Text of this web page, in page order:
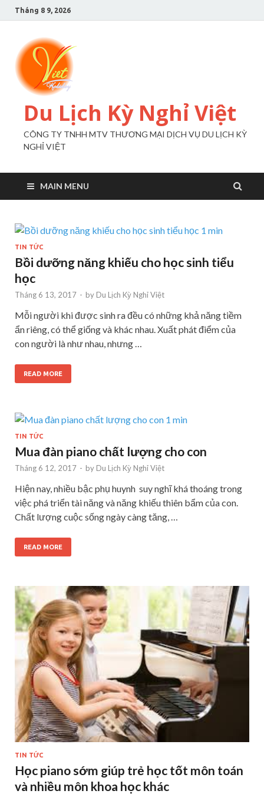
Tháng 8 9, 2026
Du Lịch Kỳ Nghỉ Việt
CÔNG TY TNHH MTV THƯƠNG MẠI DỊCH VỤ DU LỊCH KỲ
NGHỈ VIỆT
MAIN MENU
TIN TỨC
Bồi dưỡng năng khiếu cho học sinh tiểu
học
Tháng 6 13, 2017 - by Du Lịch Kỳ Nghỉ Việt
Mỗi người khi được sinh ra đều có những khả năng tiềm
ẩn riêng, có thể giống và khác nhau. Xuất phát điểm của
con người là như nhau, nhưng …
READ MORE
TIN TỨC
Mua đàn piano chất lượng cho con
Tháng 6 12, 2017 - by Du Lịch Kỳ Nghỉ Việt
Hiện nay, nhiều bậc phụ huynh suy nghĩ khá thoáng trong
việc phá triển tài năng và năng khiếu thiên bẩm của con.
Chất lượng cuộc sống ngày càng tăng, …
READ MORE
TIN TỨC
Học piano sớm giúp trẻ học tốt môn toán
và nhiều môn khoa học khác